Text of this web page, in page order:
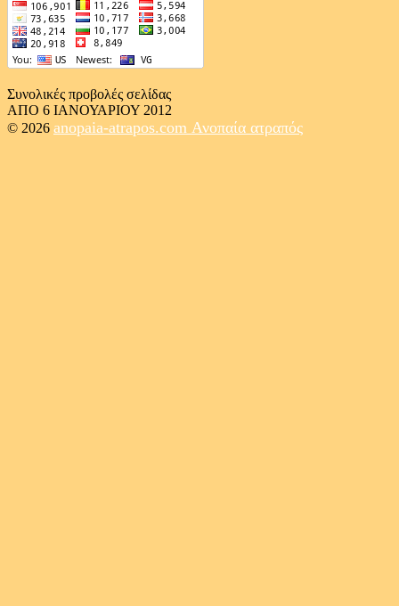
Συνολικές προβολές σελίδας
ΑΠΟ 6 ΙΑΝΟΥΑΡΙΟΥ 2012
© 2026 anopaia-atrapos.com Ανοπαία ατραπός